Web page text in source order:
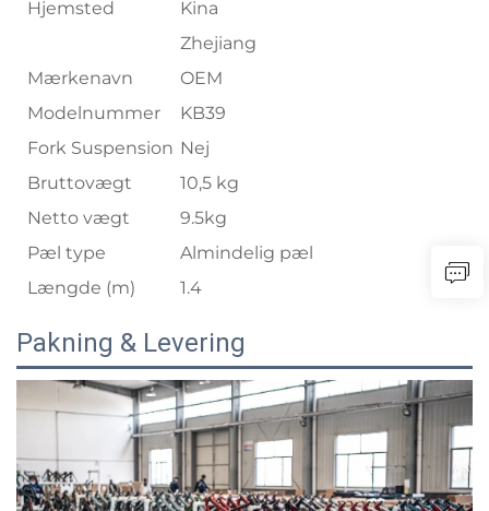
Hjemsted
Kina
Zhejiang
Mærkenavn
OEM
Modelnummer
KB39
Fork Suspension Nej
Bruttovægt
10,5 kg
Netto vægt
9.5kg
Pæl type
Almindelig pæl
Længde (m)
1.4
Pakning & Levering